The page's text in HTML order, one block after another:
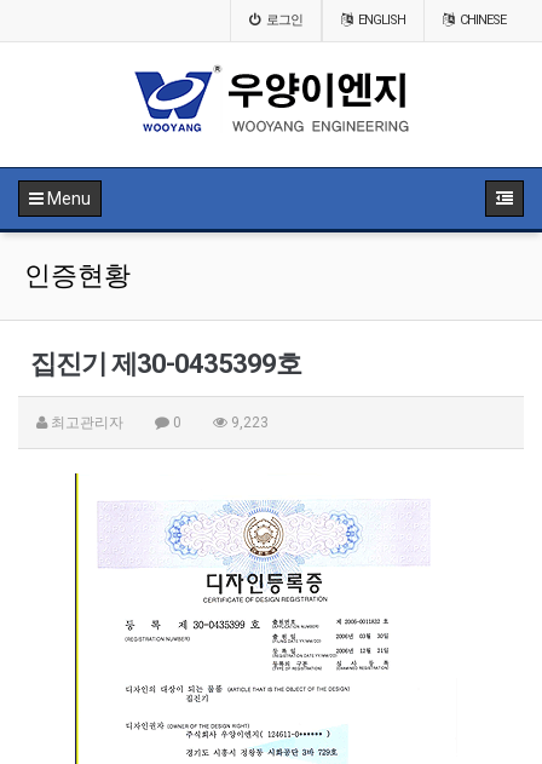
로그인 ENGLISH CHINESE
Menu
인증현황
집진기 제30-0435399호
최고관리자 0 9,223